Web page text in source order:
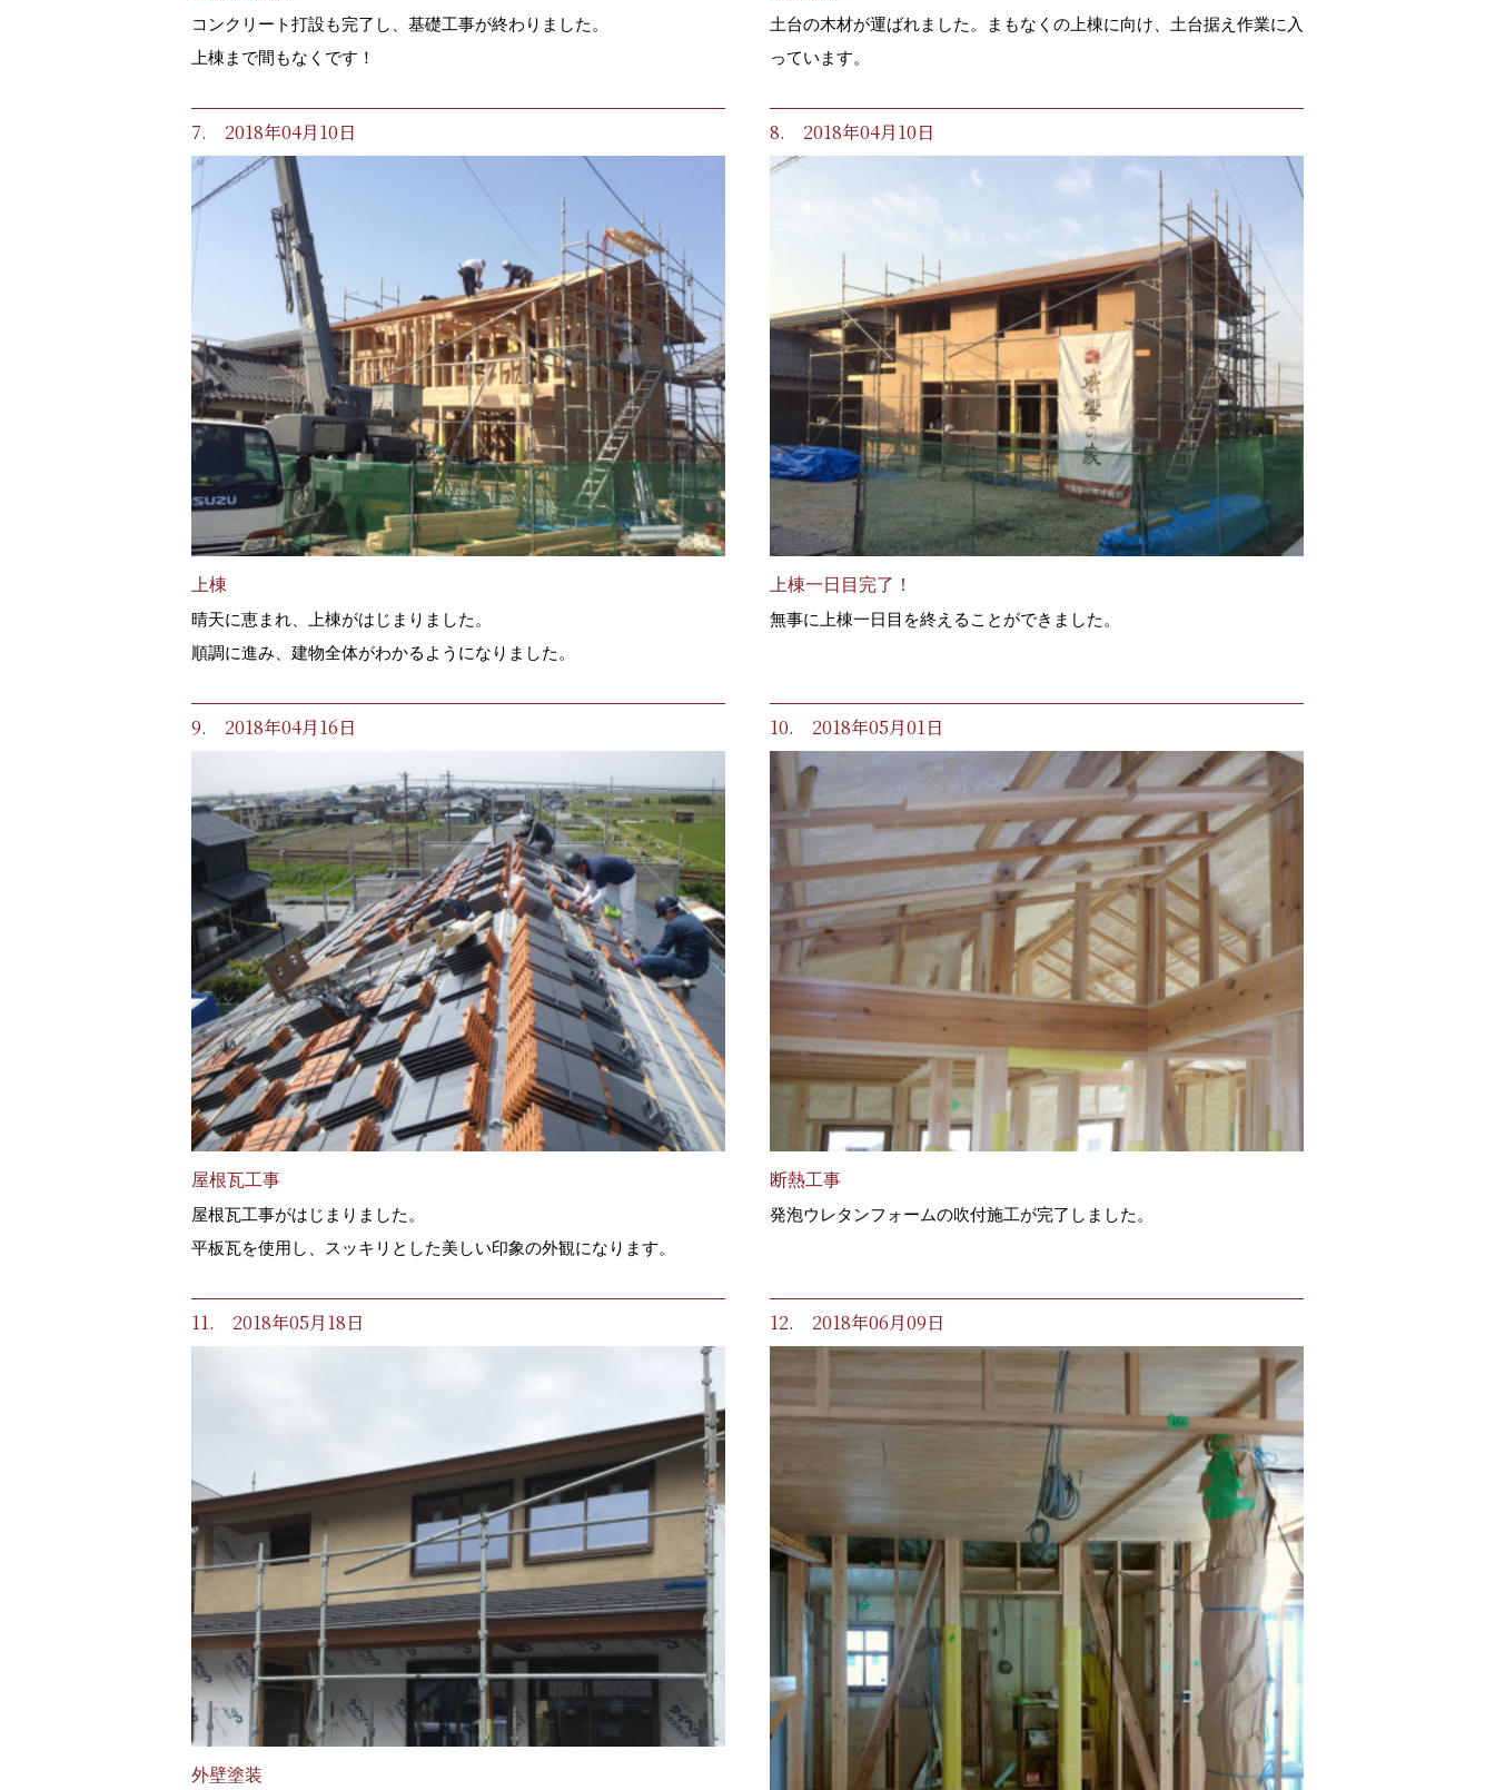
コンクリート打設も完了し、基礎工事が終わりました。
上棟まで間もなくです！
土台の木材が運ばれました。まもなくの上棟に向け、土台据え作業に入
っています。
7. 2018年04月10日
上棟
晴天に恵まれ、上棟がはじまりました。
順調に進み、建物全体がわかるようになりました。
8. 2018年04月10日
上棟一日目完了！
無事に上棟一日目を終えることができました。
9. 2018年04月16日
屋根瓦工事
屋根瓦工事がはじまりました。
平板瓦を使用し、スッキリとした美しい印象の外観になります。
10. 2018年05月01日
断熱工事
発泡ウレタンフォームの吹付施工が完了しました。
11. 2018年05月18日
外壁塗装
12. 2018年06月09日